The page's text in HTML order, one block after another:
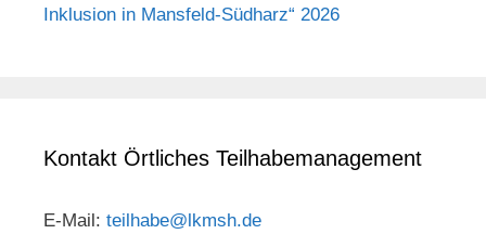
Inklusion in Mansfeld-Südharz“ 2026
Kontakt Örtliches Teilhabemanagement
E-Mail: teilhabe@lkmsh.de